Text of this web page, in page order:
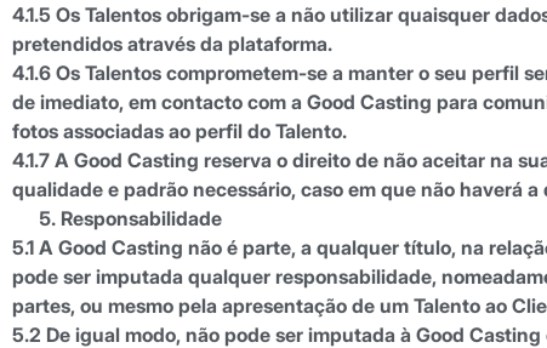
4.1.5 Os Talentos obrigam-se a não utilizar quaisquer
pretendidos através da plataforma.
4.1.6 Os Talentos comprometem-se a manter o seu perfil
de imediato, em contacto com a Good Casting para
fotos associadas ao perfil do Talento.
4.1.7 A Good Casting reserva o direito de não aceitar na
qualidade e padrão necessário, caso em que não haverá
Responsabilidade
5.1 A Good Casting não é parte, a qualquer título, na
pode ser imputada qualquer responsabilidade,
partes, ou mesmo pela apresentação de um Talento ao
5.2 De igual modo, não pode ser imputada à Good